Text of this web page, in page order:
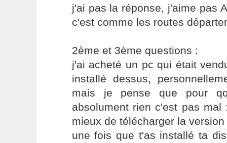
j'ai pas la réponse, j'aime pas
c'est comme les routes
2ème et 3ème questions :
j'ai acheté un pc qui était
installé dessus,
mais je pense que pour
absolument rien c'est pas
mieux de télécharger la
une fois que t'as installé ta